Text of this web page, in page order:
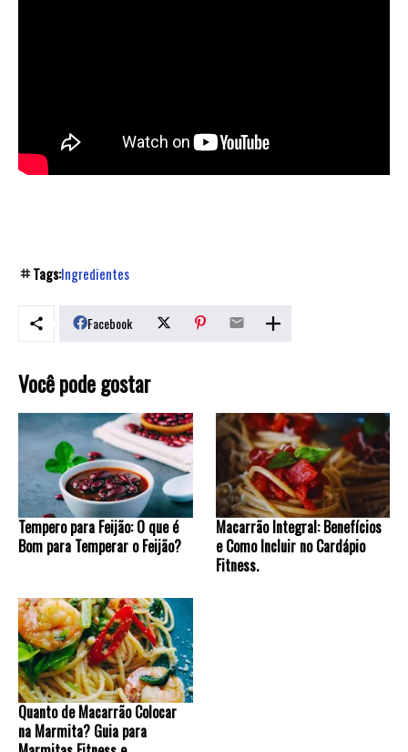
Tags:Ingredientes
Facebook
Você pode gostar
Tempero para Feijão: O que é
Bom para Temperar o Feijão?
Macarrão Integral: Benefícios
e Como Incluir no Cardápio
Fitness.
Quanto de Macarrão Colocar
na Marmita? Guia para